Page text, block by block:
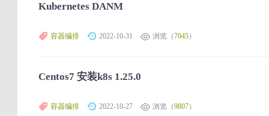
Kubernetes DANM
容器编排 2022-10-31 浏览（7045）
Centos7 安装k8s 1.25.0
容器编排 2022-10-27 浏览（9807）